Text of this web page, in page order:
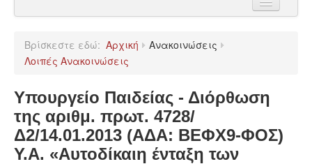
Η ΕΛΜΕ Μαγνησίας
Χρήσιμα
Παρατάξεις
Βρίσκεστε εδώ: Αρχική
Ανακοινώσεις
Λοιπές Ανακοινώσεις
Υπουργείο Παιδείας - Διόρθωση
της αριθμ. πρωτ. 4728/
Δ2/14.01.2013 (ΑΔΑ: ΒΕΦΧ9-ΦΟΣ)
Υ.Α. «Αυτοδίκαιη ένταξη των